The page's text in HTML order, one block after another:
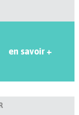
en savoir +